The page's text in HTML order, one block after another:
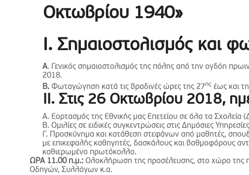
Οκτωβρίου 1940»
Ι. Σημαιοστολισμός και
Α. Γενικός σημαιοστολισμός της πόλης από την ογδόη
2018.
Β. Φωταγώγηση κατά τις βραδινές ώρες της 27ης έως και
ΙΙ. Στις 26 Οκτωβρίου 2018,
Α. Εορτασμός της Εθνικής μας Επετείου σε όλα τα Σχολεία
Β. Ομιλίες σε ειδικές συγκεντρώσεις στις Δημόσιες
Γ. Προσκύνημα και κατάθεση στεφάνων από μαθητές,
με επικεφαλής καθηγητές, δασκάλους και βαθμοφόρους
καθιερωμένο πρωτόκολλο.
ΩΡΑ 11.00 π.μ.: Ολοκλήρωση της προσέλευσης, στο χώρο της
Οδηγών, Συλλόγων κ.α.